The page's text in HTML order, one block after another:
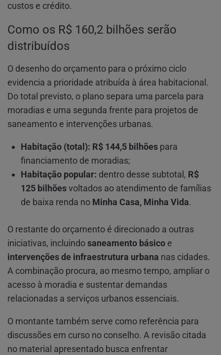
custos e crédito.
Como os R$ 160,2 bilhões serão
distribuídos
O desenho do orçamento para o próximo ciclo
evidencia a prioridade atribuída à área habitacional.
Do total previsto, o plano separa uma parcela para
moradias e uma segunda frente para projetos de
saneamento e intervenções urbanas.
Habitação (total): R$ 144,5 bilhões para
financiamento de moradias;
Habitação popular: dentro desse subtotal, R$
125 bilhõesvoltados ao atendimento de famílias
de baixa renda no Minha Casa, Minha Vida.
O restante do orçamento é direcionado a outras
iniciativas, incluindosaneamento básico e
intervenções de infraestrutura urbana nas cidades.
A combinação procura, ao mesmo tempo, ampliar o
acesso à moradia e sustentar demandas
relacionadas a serviços urbanos essenciais.
O montante também serve como referência para
discussões em curso no conselho. A revisão citada
no material apresentado busca enfrentar